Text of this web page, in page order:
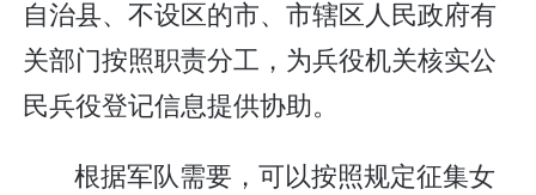
自治县、不设区的市、市辖区人民政府有
关部门按照职责分工，为兵役机关核实公
民兵役登记信息提供协助。
根据军队需要，可以按照规定征集女